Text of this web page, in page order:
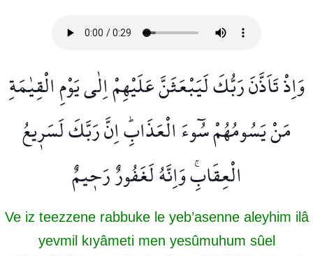
وَاِذْ تَاَذَّنَ رَبُّكَ لَيَبْعَثَنَّ عَلَيْهِمْ اِلٰى يَوْمِ الْقِيٰمَةِ
مَنْ يَسُومُهُمْ سُٓوءَ الْعَذَابِۜ اِنَّ رَبَّكَ لَسَر۪يعُ
الْعِقَابِۚ وَاِنَّهُ لَغَفُورٌ رَح۪يمٌ
Ve iz teezzene rabbuke le yeb’asenne aleyhim ilâ
yevmil kıyâmeti men yesûmuhum sûel